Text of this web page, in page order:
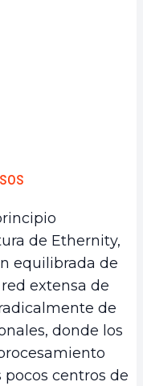
de Ethernity,
equilibrada de
extensa de
de
donde los
centros de